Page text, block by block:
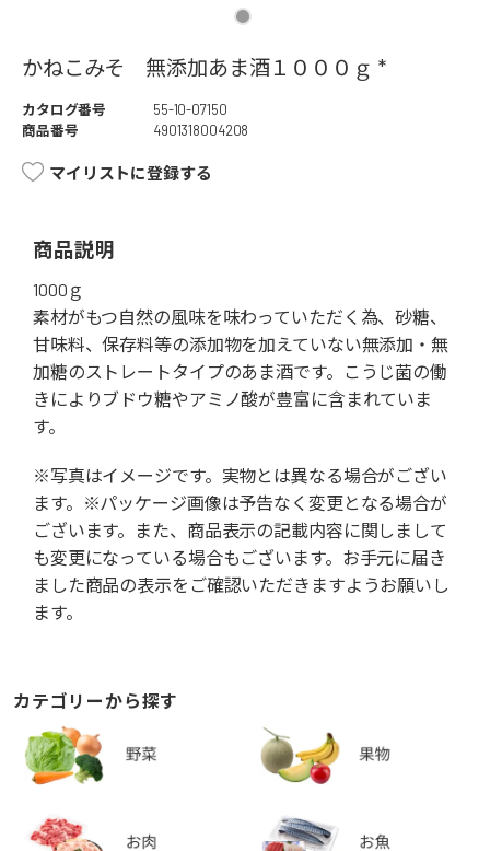
かねこみそ 無添加あま酒１０００ｇ *
カタログ番号
55-10-07150
商品番号
4901318004208
マイリストに登録する
商品説明
1000ｇ
素材がもつ自然の風味を味わっていただく為、砂糖、
甘味料、保存料等の添加物を加えていない無添加・無
加糖のストレートタイプのあま酒です。こうじ菌の働
きによりブドウ糖やアミノ酸が豊富に含まれていま
す。
※写真はイメージです。実物とは異なる場合がござい
ます。※パッケージ画像は予告なく変更となる場合が
ございます。また、商品表示の記載内容に関しまして
も変更になっている場合もございます。お手元に届き
ました商品の表示をご確認いただきますようお願いし
ます。
カテゴリーから探す